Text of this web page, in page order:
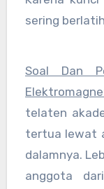
sering
Soal Dan
telaten
tertua lewat
dalamnya.
anggota